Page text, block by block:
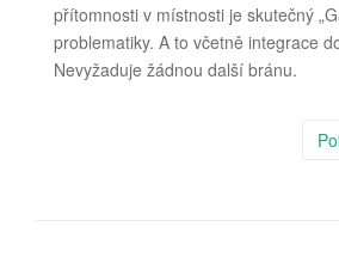
přítomnosti v místnosti je skutečný
problematiky. A to včetně integrace
Nevyžaduje žádnou další bránu.